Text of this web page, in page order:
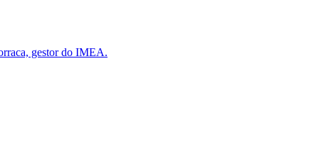
gestor do IMEA.